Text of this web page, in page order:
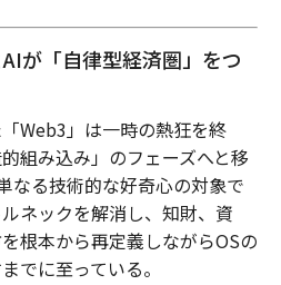
が「自律型経済圏」をつ
Web3」は一時の熱狂を終
組み込み」のフェーズへと移
なる技術的な好奇心の対象で
ネックを解消し、知財、資
根本から再定義しながらOSの
でに至っている。